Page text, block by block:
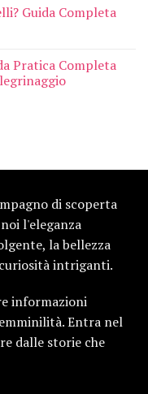
Guida Completa
Pratica Completa
di scoperta
l'eleganza
la bellezza
intriganti.
informazioni
Entra nel
dalle storie che